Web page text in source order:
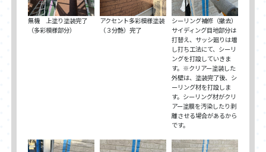
無機 上塗り塗装完了
（多彩模様部分）
アクセント多彩模様塗装
（３分艶）完了
シーリング補修（撤去）
サイディング目地部分は
打替え、サッシ廻りは増
し打ち工法にて、シーリ
ングを打設していきま
す。※クリアー塗装した
外壁は、塗装完了後、シ
ーリング材を打設しま
す。シーリング材がクリ
アー塗膜を汚染したり剥
離させる場合があるから
です。